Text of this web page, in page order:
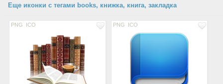
Еще иконки с тегами books, книжка, книга, закладка
PNG ICO PNG ICO